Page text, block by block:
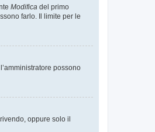
Modifica del primo
farlo. Il limite per le
possono
oppure solo il